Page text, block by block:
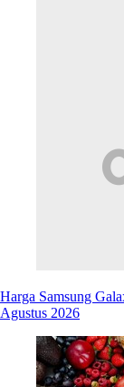
Harga Samsung
Agustus 2026